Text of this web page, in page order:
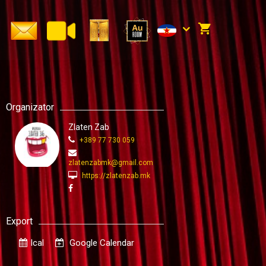
Organizator
Zlaten Zab
+389 77 730 059
zlatenzabmk@gmail.com
https://zlatenzab.mk
Export
Ical Google Calendar